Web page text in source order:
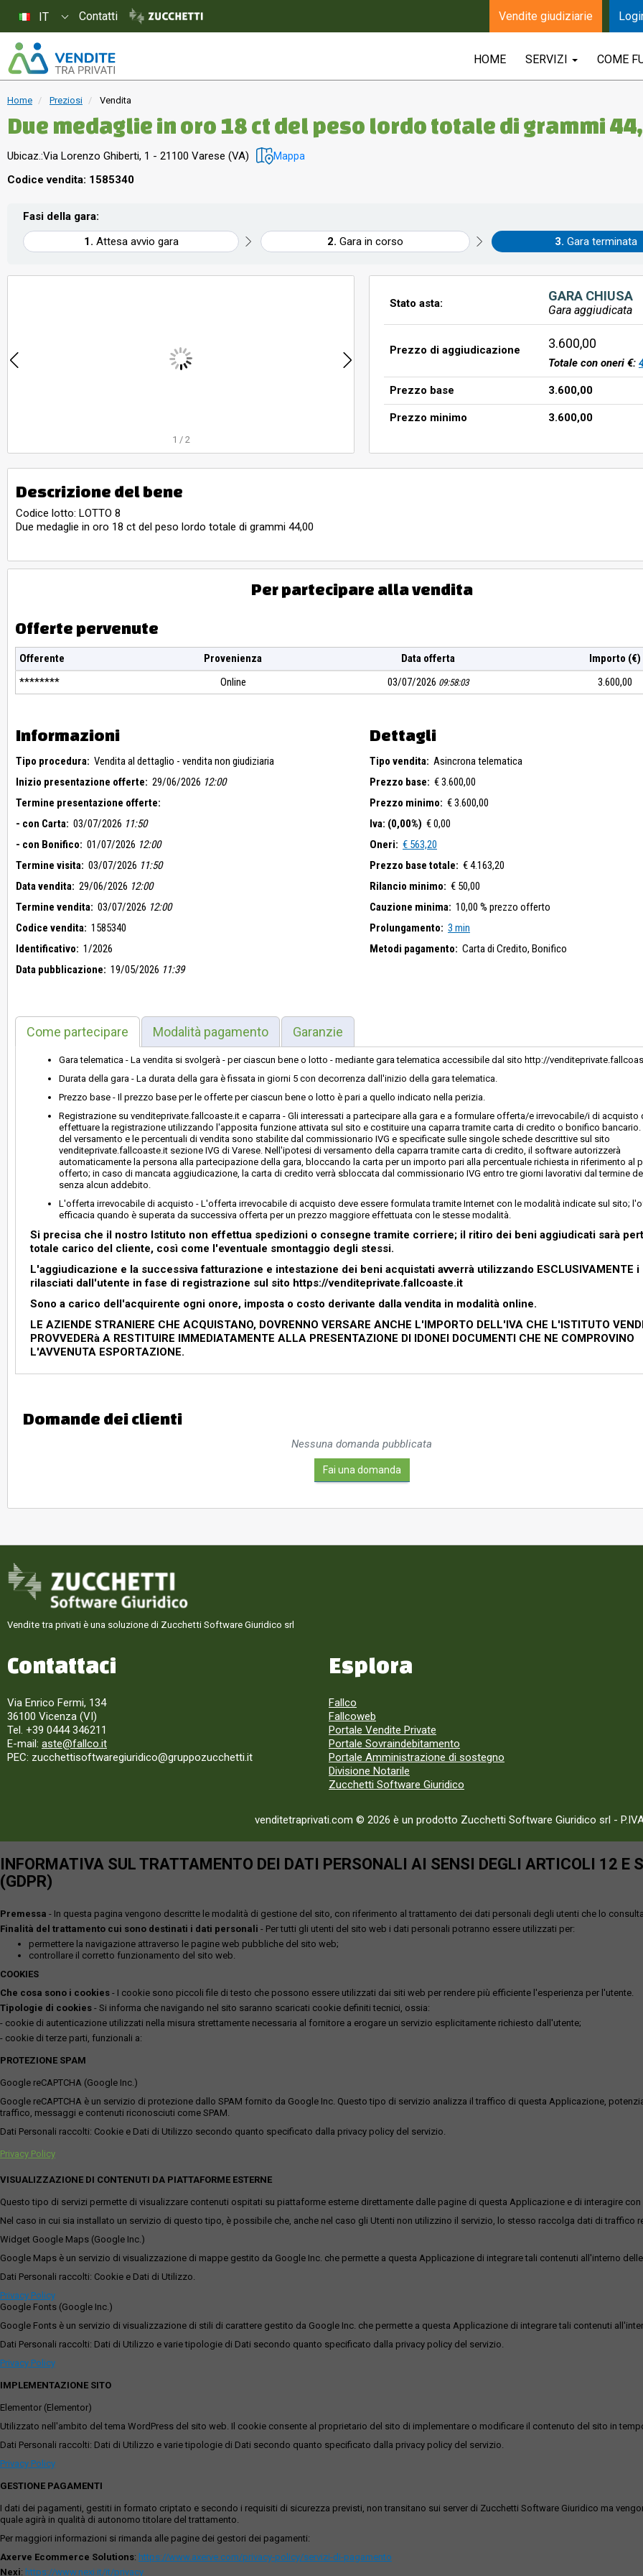
HOME SERVIZI COME
Home Preziosi Vendita
Due medaglie in oro 18 ct del peso lordo totale di grammi
Ubicaz.:Via Lorenzo Ghiberti, 1 - 21100 Varese (VA) Mappa
Codice vendita: 1585340
Fasi della gara:
Attesa avvio gara
Gara in corso Gara terminata
1 / 2
Stato asta: GARA CHIUSA
Gara aggiudicata
Prezzo di aggiudicazione 3.600,00
Totale con oneri €:
Prezzo base 3.600,00
Prezzo minimo 3.600,00
Descrizione del bene
Codice lotto: LOTTO 8
Due medaglie in oro 18 ct del peso lordo totale di grammi 44,00
Per partecipare alla vendita
Offerte pervenute
Offerente Provenienza Data offerta
Importo (€)
********
Online 03/07/2026 09:58:03 3.600,00
Informazioni
Tipo procedura: Vendita al dettaglio - vendita non giudiziaria
Inizio presentazione offerte: 29/06/2026 12:00
Termine presentazione offerte:
- con Carta: 03/07/2026 11:50
- con Bonifico: 01/07/2026 12:00
Termine visita: 03/07/2026 11:50
Data vendita: 29/06/2026 12:00
Termine vendita: 03/07/2026 12:00
Codice vendita: 1585340
Identificativo: 1/2026
Data pubblicazione: 19/05/2026 11:39
Dettagli
Tipo vendita: Asincrona telematica
Prezzo base: € 3.600,00
Prezzo minimo: € 3.600,00
Iva: (0,00%) € 0,00
Oneri: € 563,20
Prezzo base totale: € 4.163,20
Rilancio minimo: € 50,00
Cauzione minima: 10,00 % prezzo offerto
Prolungamento: 3 min
Metodi pagamento: Carta di Credito, Bonifico
Come partecipare Modalità pagamento Garanzie
Gara telematica - La vendita si svolgerà - per ciascun bene o lotto - mediante gara telematica accessibile dal sito http://
Durata della gara - La durata della gara è fissata in giorni 5 con decorrenza dall'inizio della gara telematica.
Prezzo base - Il prezzo base per le offerte per ciascun bene o lotto è pari a quello indicato nella perizia.
Registrazione su venditeprivate.fallcoaste.it e caparra - Gli interessati a partecipare alla gara e a formulare offerta/e irrevocabile/i di acquisto
effettuare la registrazione utilizzando l'apposita funzione attivata sul sito e costituire una caparra tramite carta di credito o bonifico
del versamento e le percentuali di vendita sono stabilite dal commissionario IVG e specificate sulle singole schede descrittive sul sito
venditeprivate.fallcoaste.it sezione IVG di Varese. Nell'ipotesi di versamento della caparra tramite carta di credito, il software autorizzerà
automaticamente la persona alla partecipazione della gara, bloccando la carta per un importo pari alla percentuale richiesta in riferimento al
offerto; in caso di mancata aggiudicazione, la carta di credito verrà sbloccata dal commissionario IVG entro tre giorni lavorativi dal termine
senza alcun addebito.
L'offerta irrevocabile di acquisto - L'offerta irrevocabile di acquisto deve essere formulata tramite Internet con le modalità indicate sul sito;
efficacia quando è superata da successiva offerta per un prezzo maggiore effettuata con le stesse modalità.
Si precisa che il nostro Istituto non effettua spedizioni o consegne tramite corriere; il ritiro dei beni aggiudicati sarà
totale carico del cliente, così come l'eventuale smontaggio degli stessi.
L'aggiudicazione e la successiva fatturazione e intestazione dei beni acquistati avverrà utilizzando ESCLUSIVAMENTE i
rilasciati dall'utente in fase di registrazione sul sito https://venditeprivate.fallcoaste.it
Sono a carico dell'acquirente ogni onore, imposta o costo derivante dalla vendita in modalità online.
LE AZIENDE STRANIERE CHE ACQUISTANO, DOVRENNO VERSARE ANCHE L'IMPORTO DELL'IVA CHE L'ISTITUTO
PROVVEDERà A RESTITUIRE IMMEDIATAMENTE ALLA PRESENTAZIONE DI IDONEI DOCUMENTI CHE NE COMPROVINO
L'AVVENUTA ESPORTAZIONE.
Domande dei clienti
Nessuna domanda pubblicata
Fai una domanda
Vendite tra privati è una soluzione di Zucchetti Software Giuridico srl
Contattaci
Via Enrico Fermi, 134
36100 Vicenza (VI)
Tel. +39 0444 346211
E-mail: aste@fallco.it
PEC: zucchettisoftwaregiuridico@gruppozucchetti.it
Esplora
Fallco
Fallcoweb
Portale Vendite Private
Portale Sovraindebitamento
Portale Amministrazione di sostegno
Divisione Notarile
Zucchetti Software Giuridico
venditetraprivati.com © 2026 è un prodotto Zucchetti Software Giuridico srl -
IT Contatti Vendite giudiziarie
INFORMATIVA SUL TRATTAMENTO DEI DATI PERSONALI AI SENSI DEGLI ARTICOLI 12 E
(GDPR)
Premessa - In questa pagina vengono descritte le modalità di gestione del sito, con riferimento al trattamento dei dati personali degli utenti che lo
Finalità del trattamento cui sono destinati i dati personali - Per tutti gli utenti del sito web i dati personali potranno essere utilizzati per:
permettere la navigazione attraverso le pagine web pubbliche del sito web;
controllare il corretto funzionamento del sito web.
COOKIES
Che cosa sono i cookies - I cookie sono piccoli file di testo che possono essere utilizzati dai siti web per rendere più efficiente l'esperienza per l'utente.
Tipologie di cookies - Si informa che navigando nel sito saranno scaricati cookie definiti tecnici, ossia:
- cookie di autenticazione utilizzati nella misura strettamente necessaria al fornitore a erogare un servizio esplicitamente richiesto dall'utente;
- cookie di terze parti, funzionali a:
PROTEZIONE SPAM
Google reCAPTCHA (Google Inc.)
Google reCAPTCHA è un servizio di protezione dallo SPAM fornito da Google Inc. Questo tipo di servizio analizza il traffico di questa Applicazione,
traffico, messaggi e contenuti riconosciuti come SPAM.
Dati Personali raccolti: Cookie e Dati di Utilizzo secondo quanto specificato dalla privacy policy del servizio.
Privacy Policy
VISUALIZZAZIONE DI CONTENUTI DA PIATTAFORME ESTERNE
Questo tipo di servizi permette di visualizzare contenuti ospitati su piattaforme esterne direttamente dalle pagine di questa Applicazione e di interagire con
Nel caso in cui sia installato un servizio di questo tipo, è possibile che, anche nel caso gli Utenti non utilizzino il servizio, lo stesso raccolga dati di traffico
Widget Google Maps (Google Inc.)
Google Maps è un servizio di visualizzazione di mappe gestito da Google Inc. che permette a questa Applicazione di integrare tali contenuti all'interno
Dati Personali raccolti: Cookie e Dati di Utilizzo.
Privacy Policy
Google Fonts (Google Inc.)
Google Fonts è un servizio di visualizzazione di stili di carattere gestito da Google Inc. che permette a questa Applicazione di integrare tali contenuti
Dati Personali raccolti: Dati di Utilizzo e varie tipologie di Dati secondo quanto specificato dalla privacy policy del servizio.
Privacy Policy
IMPLEMENTAZIONE SITO
Elementor (Elementor)
Utilizzato nell'ambito del tema WordPress del sito web. Il cookie consente al proprietario del sito di implementare o modificare il contenuto del sito in
Dati Personali raccolti: Dati di Utilizzo e varie tipologie di Dati secondo quanto specificato dalla privacy policy del servizio.
Privacy Policy
GESTIONE PAGAMENTI
I dati dei pagamenti, gestiti in formato criptato e secondo i requisiti di sicurezza previsti, non transitano sui server di Zucchetti Software Giuridico ma
quale agirà in qualità di autonomo titolare del trattamento.
Per maggiori informazioni si rimanda alle pagine dei gestori dei pagamenti:
Axerve Ecommerce Solutions: https://www.axerve.com/privacy-policy/servizi-di-pagamento
Nexi: https://www.nexi.it/it/privacy